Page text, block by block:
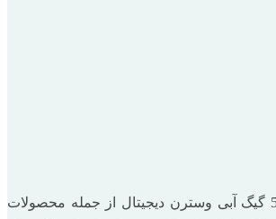
شرکت وسترن دیجیتال (Western Digital) با بیش از چهار دهه تجربه در تولید حافظه‌های ذخیره‌سازی، یکی از پیشگامان این صنعت به شمار می‌رود. هارد 500 گیگ آبی وسترن دیجیتال از جمله محصولات